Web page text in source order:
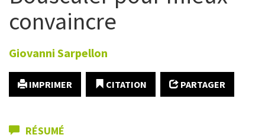
convaincre
Giovanni Sarpellon
IMPRIMER CITATION PARTAGER
RÉSUMÉ